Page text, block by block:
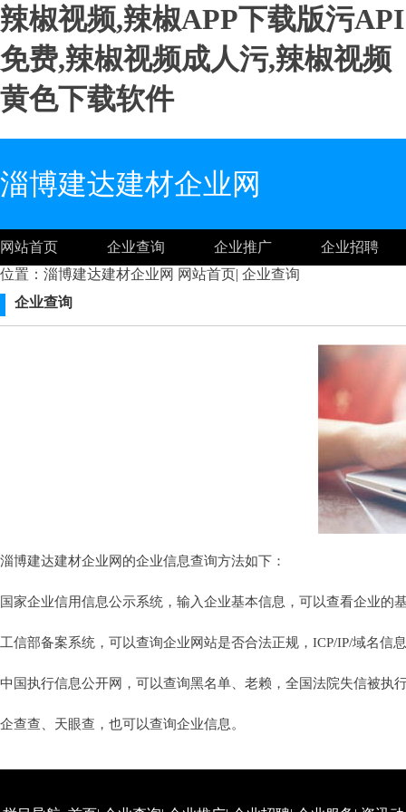
辣椒视频,辣椒APP下载版污API
免费,辣椒视频成人污,辣椒视频
黄色下载软件
淄博建达建材企业网
网站首页 企业查询 企业推广
企业招聘
位置：淄博建达建材企业网 网站首页| 企业查询
企业查询
淄博建达建材企业网的企业信息查询方法如下：
国家企业信用信息公示系统，输入企业基本信息，可以查看企业的基
工信部备案系统，可以查询企业网站是否合法正规，ICP/IP/域名信息备
中国执行信息公开网，可以查询黑名单、老赖，全国法院失信被执
企查查、天眼查，也可以查询企业信息。